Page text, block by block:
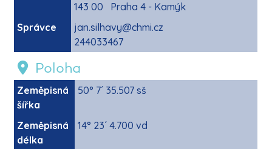
143 00 Praha 4 - Kamýk
Správce
jan.silhavy@chmi.cz
244033467
Poloha
Zeměpisná
šířka
50° 7´ 35.507 sš
Zeměpisná
délka
14° 23´ 4.700 vd